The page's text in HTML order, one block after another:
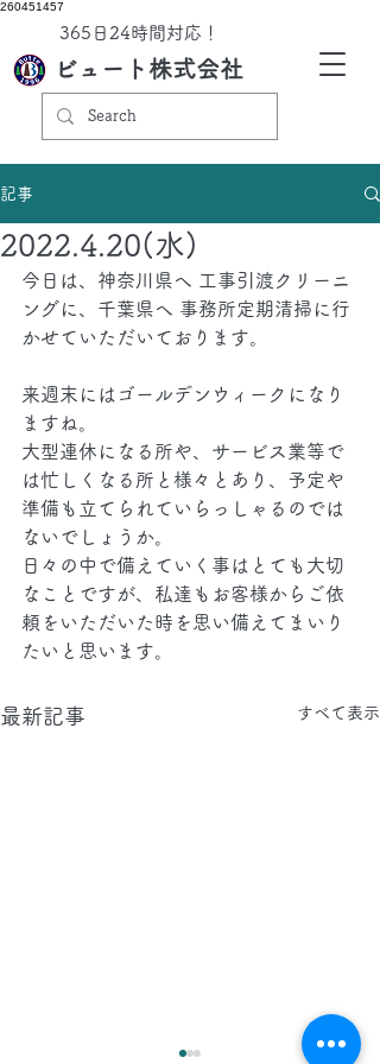
260451457
ビュート株式会社
​365日24時間対応！
記事
2022.4.20(水)
今日は、神奈川県へ 工事引渡クリーニ
ングに、千葉県へ 事務所定期清掃に行
かせていただいております。
来週末にはゴールデンウィークになり
ますね。
大型連休になる所や、サービス業等で
は忙しくなる所と様々とあり、予定や
準備も立てられていらっしゃるのでは
ないでしょうか。
日々の中で備えていく事はとても大切
なことですが、私達もお客様からご依
頼をいただいた時を思い備えてまいり
たいと思います。
最新記事 すべて表示